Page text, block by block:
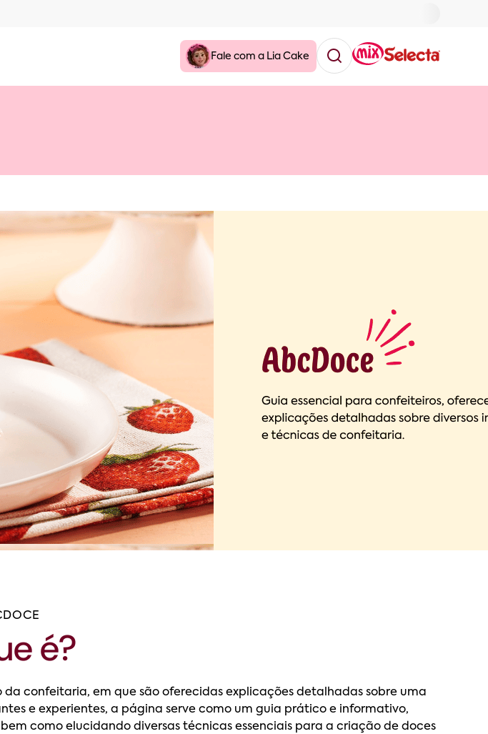
Fale com a Lia Cake
é?
confeitaria, em que são oferecidas explicações detalhadas sobre uma
e experientes, a página serve como um guia prático e informativo,
como elucidando diversas técnicas essenciais para a criação de doces